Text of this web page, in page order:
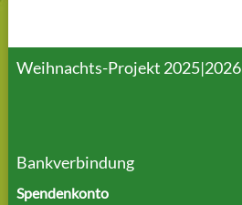
Weihnachts-Projekt 2025|2026
Bankverbindung
Spendenkonto